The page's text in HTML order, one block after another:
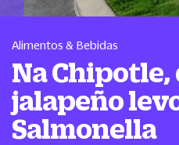
Alimentos & Bebidas
Na
jalapeño
Salmonella